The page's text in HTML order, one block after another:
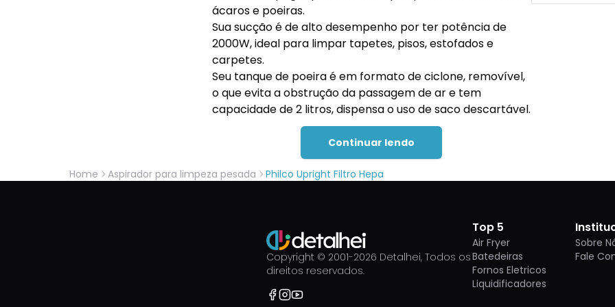
ácaros e poeiras.
Sua sucção é de alto desempenho por ter potência de
2000W, ideal para limpar tapetes, pisos, estofados e
carpetes.
Seu tanque de poeira é em formato de ciclone, removível,
o que evita a obstrução da passagem de ar e tem
capacidade de 2 litros, dispensa o uso de saco descartável.
Continuar lendo
Home Aspirador para limpeza pesada Philco Upright Filtro Hepa
Copyright © 2001-2026 Detalhei, Todos os
direitos reservados.
Top 5
Air Fryer
Batedeiras
Fornos Eletricos
Liquidificadores
Sobre
Fale